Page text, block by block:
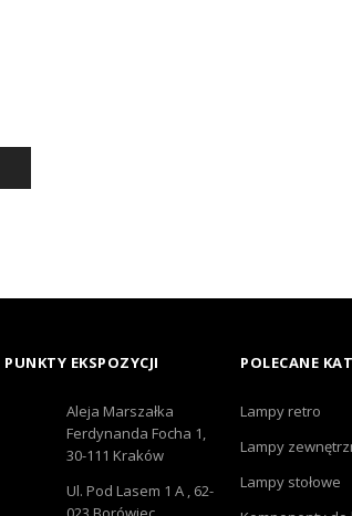
PUNKTY EKSPOZYCJI
Aleja Marszałka
Ferdynanda Focha 1,
30-111 Kraków
Ul. Pod Lasem 1 A , 62-
POLECANE
Lampy retro
Lampy
Lampy stołowe